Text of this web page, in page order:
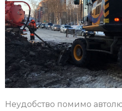
Неудобство помимо